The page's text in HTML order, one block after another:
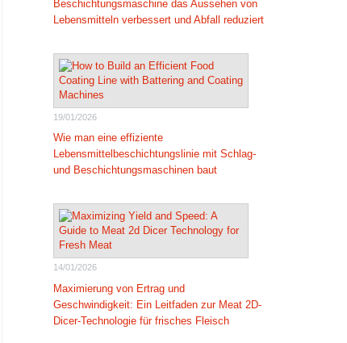
Beschichtungsmaschine das Aussehen von
Lebensmitteln verbessert und Abfall reduziert
19/01/2026
Wie man eine effiziente
Lebensmittelbeschichtungslinie mit Schlag-
und Beschichtungsmaschinen baut
14/01/2026
Maximierung von Ertrag und
Geschwindigkeit: Ein Leitfaden zur Meat 2D-
Dicer-Technologie für frisches Fleisch